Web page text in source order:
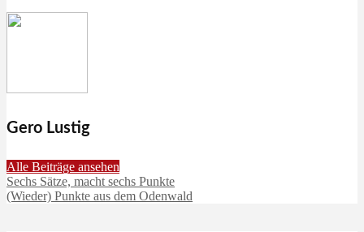
Gero Lustig
Alle Beiträge ansehen
Sechs Sätze, macht sechs Punkte
(Wieder) Punkte aus dem Odenwald